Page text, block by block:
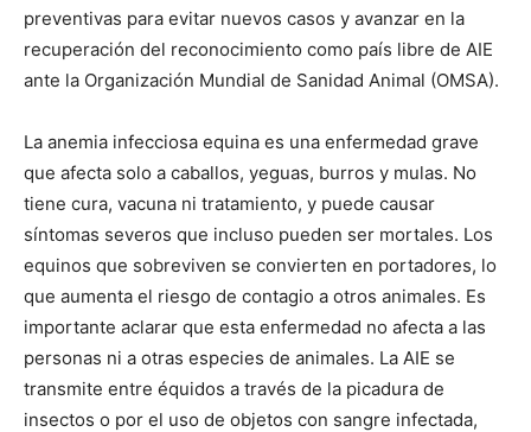
preventivas para evitar nuevos casos y avanzar en la
recuperación del reconocimiento como país libre de AIE
ante la Organización Mundial de Sanidad Animal (OMSA).
La anemia infecciosa equina es una enfermedad grave
que afecta solo a caballos, yeguas, burros y mulas. No
tiene cura, vacuna ni tratamiento, y puede causar
síntomas severos que incluso pueden ser mortales. Los
equinos que sobreviven se convierten en portadores, lo
que aumenta el riesgo de contagio a otros animales. Es
importante aclarar que esta enfermedad no afecta a las
personas ni a otras especies de animales. La AIE se
transmite entre équidos a través de la picadura de
insectos o por el uso de objetos con sangre infectada,